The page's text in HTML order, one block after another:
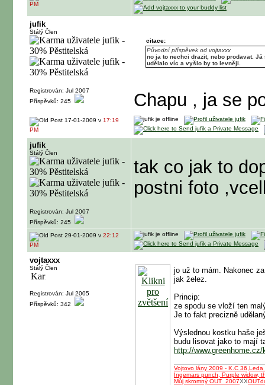
PM
jufik
Stálý Člen
Registrován: Jul 2007
Příspěvků: 245
citace:
Původní příspěvek od vojtaxxx
no ja to nechci drazit, nebo prodavat.
udělalo víc a vyšlo by to levněji.
Chapu , ja se
17-01-2009 v 17:19
PM
jufik
Stálý Člen
Registrován: Jul 2007
Příspěvků: 245
tak co jak to
postni foto
29-01-2009 v 22:12
PM
vojtaxxx
Stálý Člen
Registrován: Jul 2005
Příspěvků: 342
jo už to mám. Nakonec
jak želez.
Princip:
ze spodu se vloží ten
Je to fakt precizně
Výslednou kostku haše
budu lisovat jako to mají
http://
Vojtovo lány 2009 - K.C
Ingemars punch, Purple widow,
Můj skromný OUT_2007XX